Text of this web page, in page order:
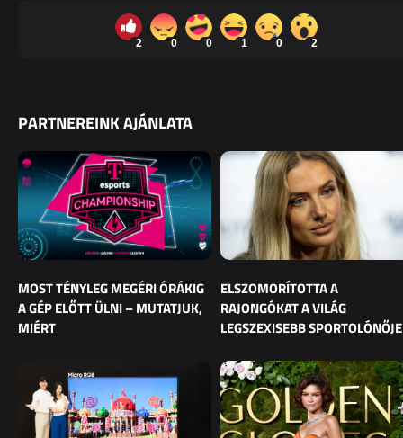
2 0 0 1 0 2
PARTNEREINK AJÁNLATA
MOST TÉNYLEG MEGÉRI ÓRÁKIG
A GÉP ELŐTT ÜLNI – MUTATJUK,
MIÉRT
ELSZOMORÍTOTTA A
RAJONGÓKAT A VILÁG
LEGSZEXISEBB SPORTOLÓNŐJE